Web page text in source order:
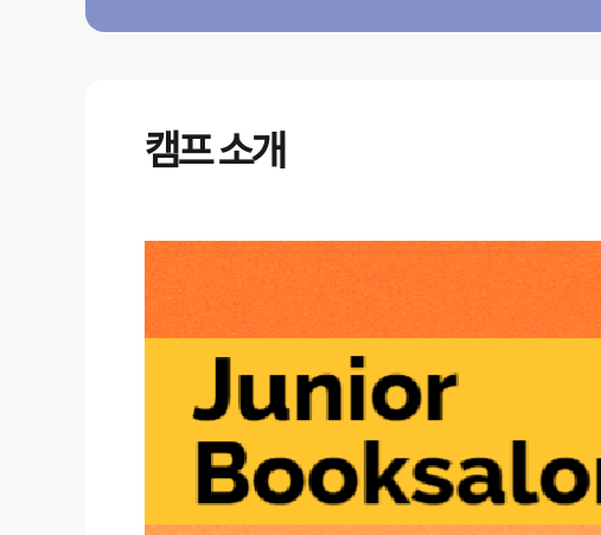
캠프 소개